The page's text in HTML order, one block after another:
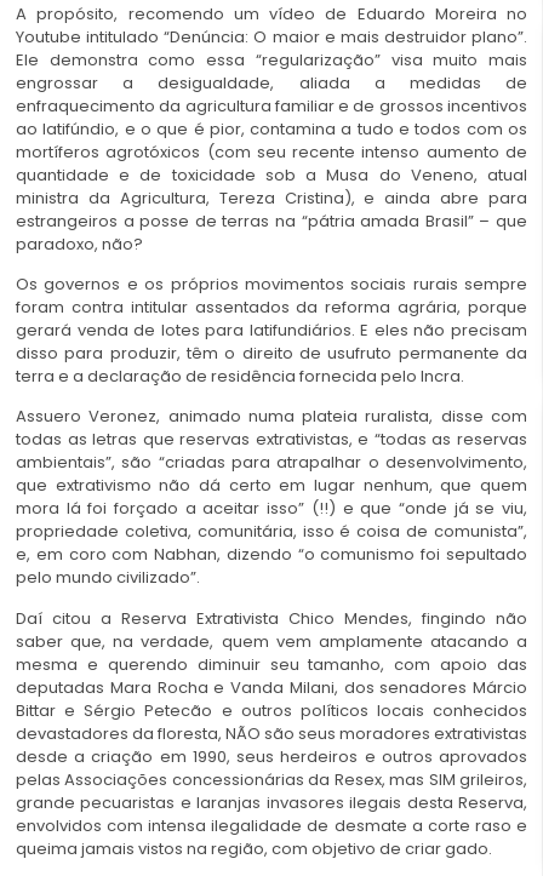
A propósito, recomendo um vídeo de Eduardo Moreira no
Youtube intitulado “Denúncia: O maior e mais destruidor plano”.
Ele demonstra como essa “regularização” visa muito mais
engrossar a desigualdade, aliada a medidas de
enfraquecimento da agricultura familiar e de grossos incentivos
ao latifúndio, e o que é pior, contamina a tudo e todos com os
mortíferos agrotóxicos (com seu recente intenso aumento de
quantidade e de toxicidade sob a Musa do Veneno, atual
ministra da Agricultura, Tereza Cristina), e ainda abre para
estrangeiros a posse de terras na “pátria amada Brasil” – que
paradoxo, não?
Os governos e os próprios movimentos sociais rurais sempre
foram contra intitular assentados da reforma agrária, porque
gerará venda de lotes para latifundiários. E eles não precisam
disso para produzir, têm o direito de usufruto permanente da
terra e a declaração de residência fornecida pelo Incra.
Assuero Veronez, animado numa plateia ruralista, disse com
todas as letras que reservas extrativistas, e “todas as reservas
ambientais”, são “criadas para atrapalhar o desenvolvimento,
que extrativismo não dá certo em lugar nenhum, que quem
mora lá foi forçado a aceitar isso” (!!) e que “onde já se viu,
propriedade coletiva, comunitária, isso é coisa de comunista”,
e, em coro com Nabhan, dizendo “o comunismo foi sepultado
pelo mundo civilizado”.
Daí citou a Reserva Extrativista Chico Mendes, fingindo não
saber que, na verdade, quem vem amplamente atacando a
mesma e querendo diminuir seu tamanho, com apoio das
deputadas Mara Rocha e Vanda Milani, dos senadores Márcio
Bittar e Sérgio Petecão e outros políticos locais conhecidos
devastadores da floresta, NÃO são seus moradores extrativistas
desde a criação em 1990, seus herdeiros e outros aprovados
pelas Associações concessionárias da Resex, mas SIM grileiros,
grande pecuaristas e laranjas invasores ilegais desta Reserva,
envolvidos com intensa ilegalidade de desmate a corte raso e
queima jamais vistos na região, com objetivo de criar gado.